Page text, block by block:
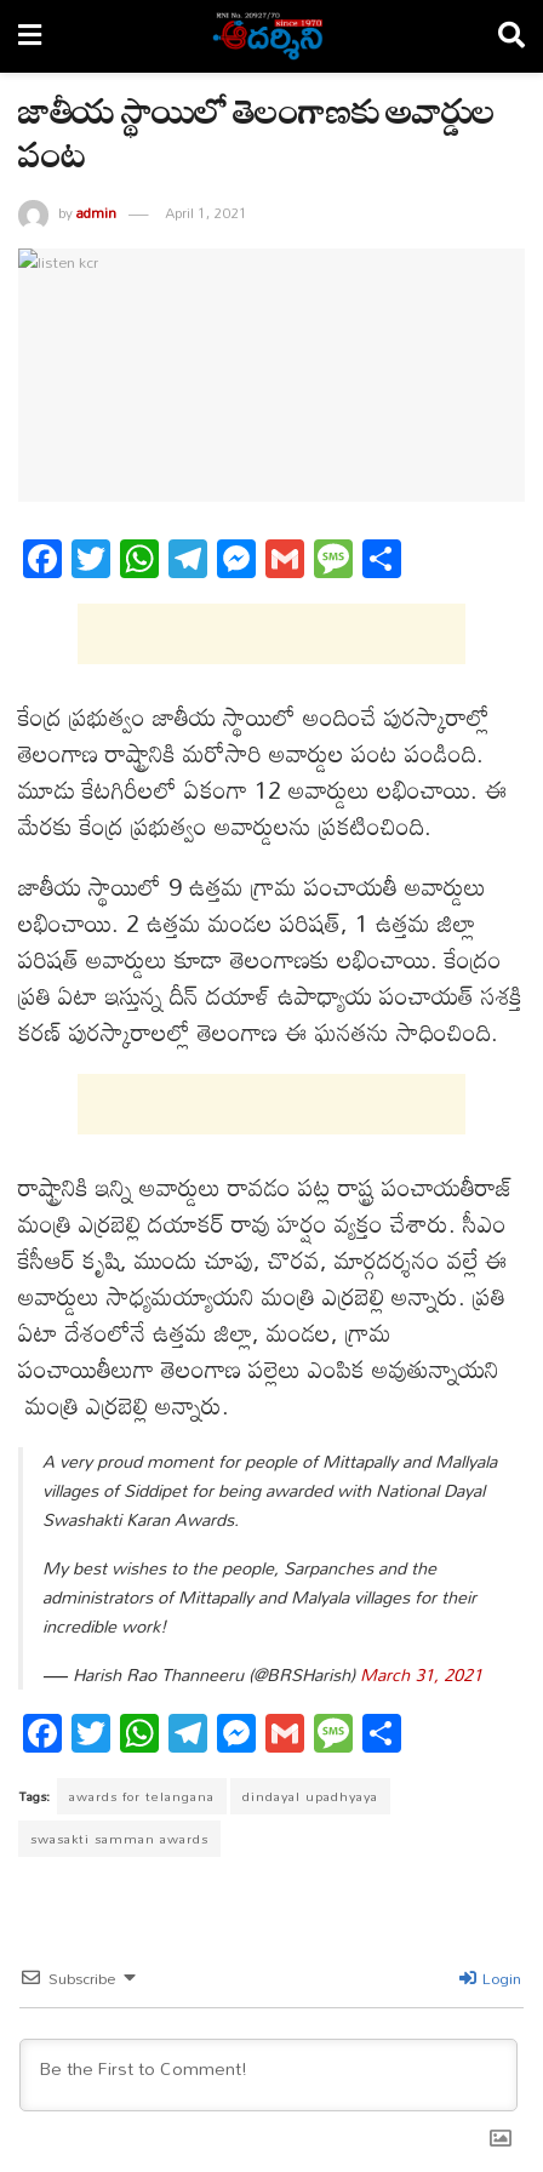
జాతీయ స్థాయిలో తెలంగాణకు అవార్డుల
పంట
byadmin April 1, 2021
Fa
ce
ok
T
wi
er
W
ha
A
pp
T
el
ra
m
M
es
ng
er
G
m
M
es
ge
ha
కేంద్ర ప్రభుత్వం జాతీయ స్థాయిలో అందించే పురస్కారాల్లో
తెలంగాణ రాష్ట్రానికి మరోసారి అవార్డుల పంట పండింది.
మూడు కేటగిరీలలో ఏకంగా 12 అవార్డులు లభించాయి. ఈ
మేరకు కేంద్ర ప్రభుత్వం అవార్డులను ప్రకటించింది.
జాతీయ స్థాయిలో 9 ఉత్తమ గ్రామ పంచాయతీ అవార్డులు
లభించాయి. 2 ఉత్తమ మండల పరిషత్, 1 ఉత్తమ జిల్లా
పరిషత్ అవార్డులు కూడా తెలంగాణకు లభించాయి. కేంద్రం
ప్రతి ఏటా ఇస్తున్న దీన్ దయాళ్ ఉపాధ్యాయ పంచాయత్ సశక్తి
కరణ్ పురస్కారాలల్లో తెలంగాణ ఈ ఘనతను సాధించింది.
రాష్ట్రానికి ఇన్ని అవార్డులు రావడం పట్ల రాష్ట్ర పంచాయతీరాజ్
మంత్రి ఎర్రబెల్లి దయాకర్ రావు హర్షం వ్యక్తం చేశారు. సీఎం
కేసీఆర్ కృషి, ముందు చూపు, చొరవ, మార్గదర్శనం వల్లే ఈ
అవార్డులు సాధ్యమయ్యాయని మంత్రి ఎర్రబెల్లి అన్నారు. ప్రతి
ఏటా దేశంలోనే ఉత్తమ జిల్లా, మండల, గ్రామ
పంచాయితీలుగా తెలంగాణ పల్లెలు ఎంపిక అవుతున్నాయని
మంత్రి ఎర్రబెల్లి అన్నారు.
A very proud moment for people of Mittapally and Mallyala
villages of Siddipet for being awarded with National Dayal
Swashakti Karan Awards.
My best wishes to the people, Sarpanches and the
administrators of Mittapally and Malyala villages for their
incredible work!
— Harish Rao Thanneeru (@BRSHarish)March 31, 2021
Fa
ce
bo
ok
T
wi
tt
er
W
ha
ts
A
T
el
eg
M
es
se
G
m
ail
M
es
sa
Tags: awards for telangana
dindayal upadhyaya
swasakti samman awards
Subscribe Login